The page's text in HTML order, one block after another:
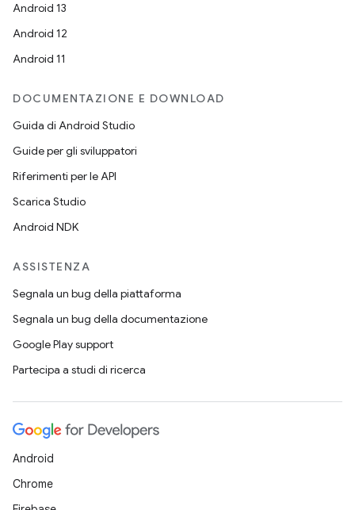
Android 13
Android 12
Android 11
DOCUMENTAZIONE E DOWNLOAD
Guida di Android Studio
Guide per gli sviluppatori
Riferimenti per le API
Scarica Studio
Android NDK
ASSISTENZA
Segnala un bug della piattaforma
Segnala un bug della documentazione
Google Play support
Partecipa a studi di ricerca
Android
Chrome